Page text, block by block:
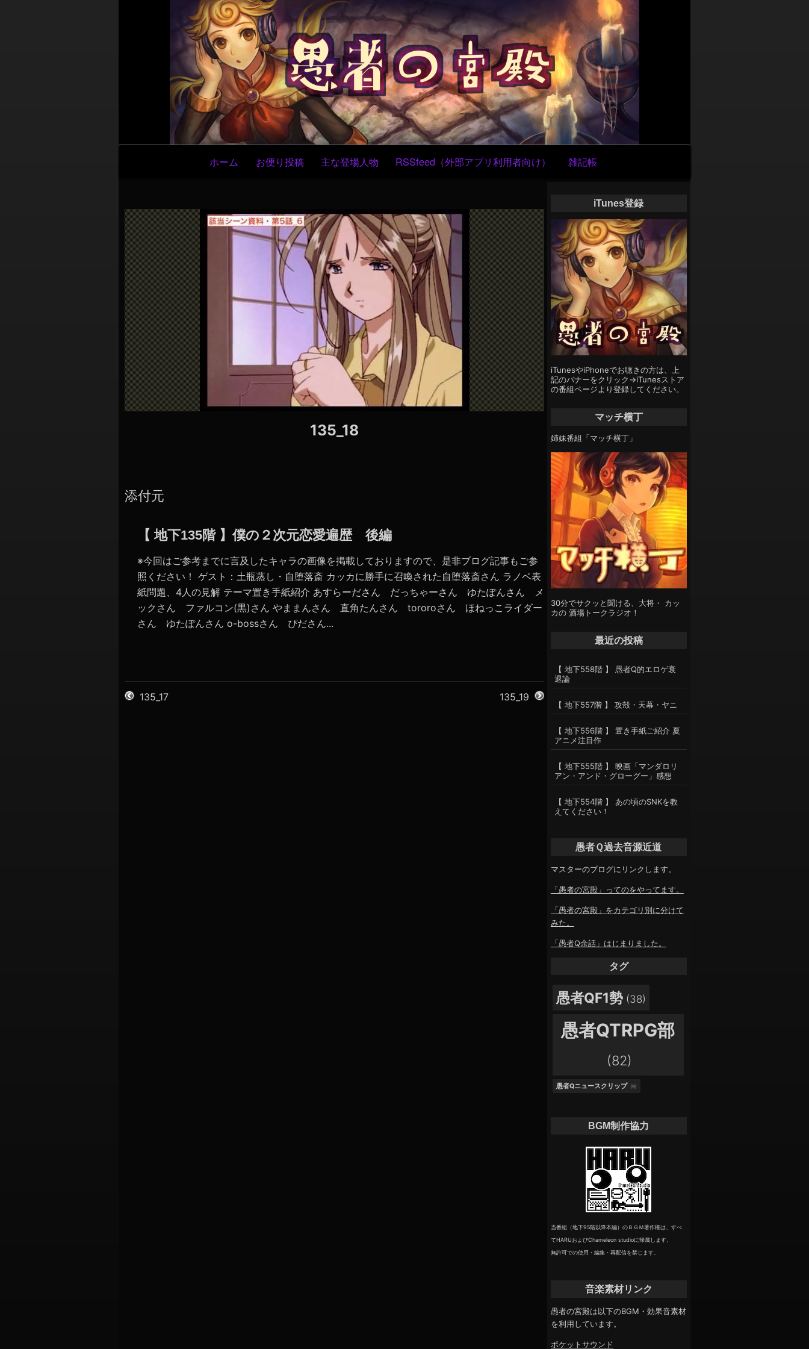
ン
テ
ン
ツ
へ
ス
キ
ッ
プ
ナ
ビ
ゲ
ー
シ
ョ
ン
ホーム お便り投稿 主な登場人物 RSSfeed（外部アプリ利用者向け） 雑記帳
135_18
添付元
【 地下135階 】僕の２次元恋愛遍歴 後編
※今回はご参考までに言及したキャラの画像を掲載しておりますので、是非ブログ記事もご参
照ください！ ゲスト：土瓶蒸し・自堕落斎 カッカに勝手に召喚された自堕落斎さん ラノベ表
紙問題、4人の見解 テーマ置き手紙紹介 あすらーださん だっちゃーさん ゆたぽんさん メ
ックさん ファルコン(黒)さん やままんさん 直角たんさん tororoさん ほねっこライダー
さん ゆたぽんさん o-bossさん ぴださん...
135_17 135_19
iTunes登録
iTunesやiPhoneでお聴きの方は、上
記のバナーをクリック→iTunesストア
の番組ページより登録してください。
マッチ横丁
姉妹番組「マッチ横丁」
30分でサクッと聞ける、大将・ カッ
カの 酒場トークラジオ！
最近の投稿
【 地下558階 】 愚者Q的エロゲ衰
退論
【 地下557階 】 攻殻・天幕・ヤニ
【 地下556階 】 置き手紙ご紹介 夏
アニメ注目作
【 地下555階 】 映画「マンダロリ
アン・アンド・グローグー」感想
【 地下554階 】 あの頃のSNKを教
えてください！
愚者Ｑ過去音源近道
マスターのブログにリンクします。
「愚者の宮殿」ってのをやってます。
「愚者の宮殿」をカテゴリ別に分けて
みた。
「愚者Q余話」はじまりました。
タグ
愚者QF1勢 (38)
愚者QTRPG部
(82)
愚者Qニュースクリップ (9)
BGM制作協力
当番組（地下95階以降本編）のＢＧＭ著作権は、すべ
てHARUおよびChameleon studioに帰属します。
無許可での使用・編集・再配信を禁じます。
音楽素材リンク
愚者の宮殿は以下のBGM・効果音素材
を利用しています。
ポケットサウンド